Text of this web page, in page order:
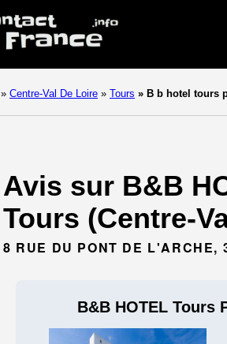
» Centre-Val De Loire » Tours » B b hotel tours
Avis sur B&B
Tours (Centre-
8 RUE DU PONT DE L'ARCHE,
B&B HOTEL Tours